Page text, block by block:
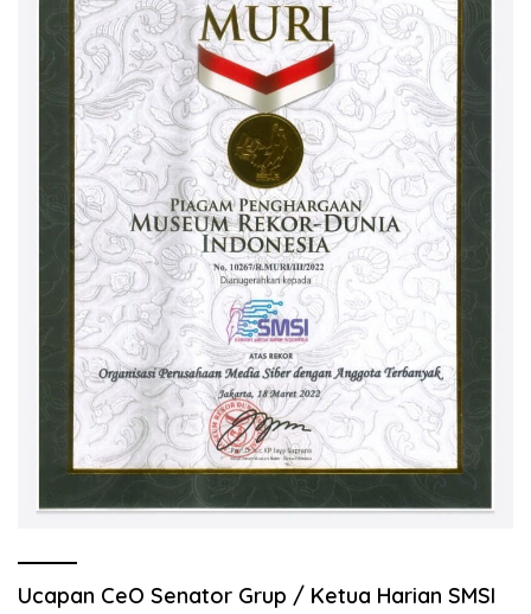
Ucapan CeO Senator Grup / Ketua Harian SMSI